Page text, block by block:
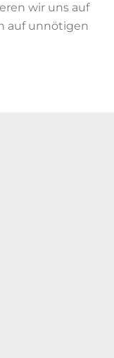
wir uns auf
auf unnötigen